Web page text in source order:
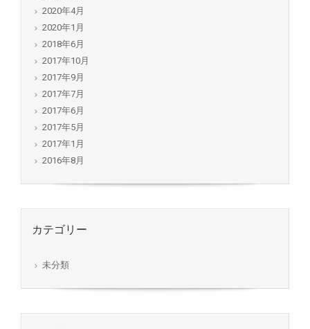
2020年4月
2020年1月
2018年6月
2017年10月
2017年9月
2017年7月
2017年6月
2017年5月
2017年1月
2016年8月
カテゴリー
未分類